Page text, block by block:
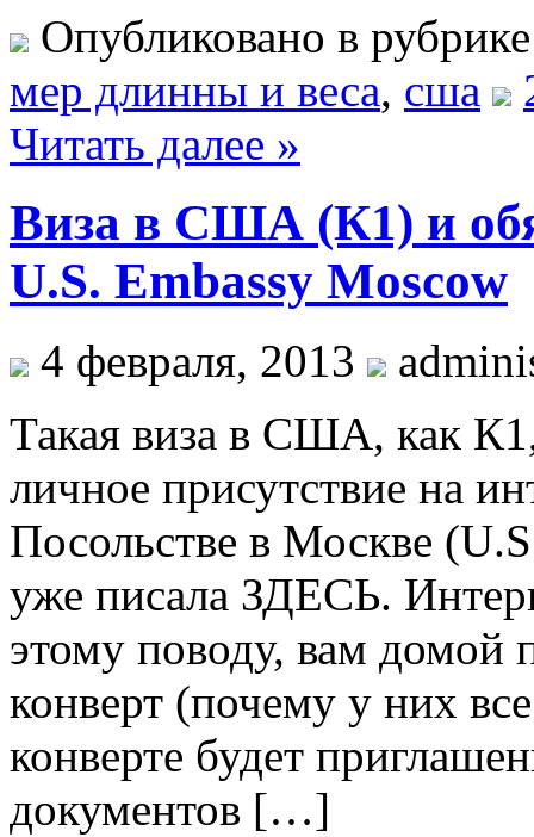
Опубликовано в
мер длинны и веса, сша
Читать далее »
Виза в США (К1) и
U.S. Embassy Moscow
4 февраля, 2013
Такая виза в США, как К1,
личное присутствие на
Посольстве в Москве
уже писала ЗДЕСЬ.
этому поводу, вам
конверт (почему у них
конверте будет
документов […]